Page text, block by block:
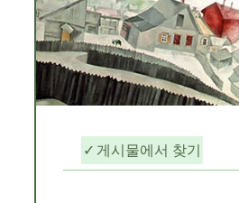
게시물에서 찾기